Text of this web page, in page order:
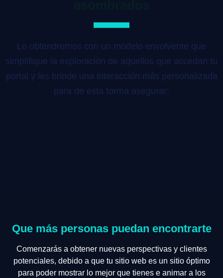
Lo obtendremos con un modelo envolvente que
simplifique la exploración de aquellos que accedan tu
portal y les brinde una interacción más personalizada
para de esta forma asegurar:
Que más personas puedan encontrarte
Comenzarás a obtener nuevas perspectivas y clientes
potenciales, debido a que tu sitio web es un sitio óptimo
para poder mostrar lo mejor que tienes e animar a los